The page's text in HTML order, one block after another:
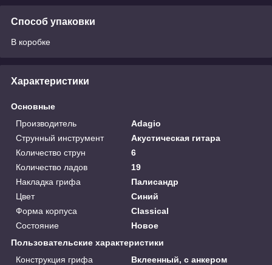
Способ упаковки
В коробке
Характеристики
Основные
Производитель
Adagio
Струнный инструмент
Акустическая гитара
Количество струн
6
Количество ладов
19
Накладка грифа
Палисандр
Цвет
Синий
Форма корпуса
Classical
Состояние
Новое
Пользовательские характеристики
Конструкция грифа
Вклеенный, с анкером